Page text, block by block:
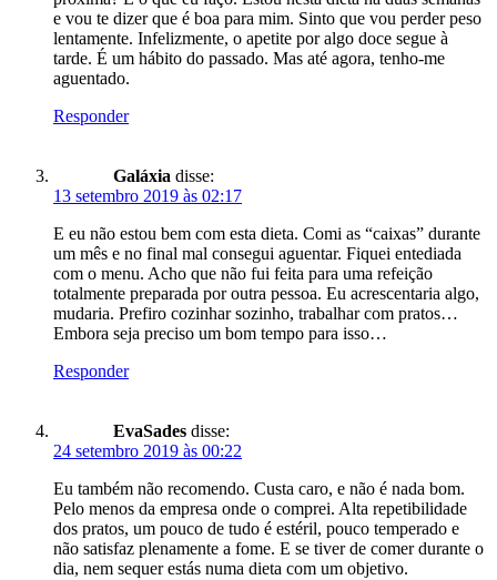
e vou te dizer que é boa para mim. Sinto que vou perder peso
lentamente. Infelizmente, o apetite por algo doce segue à
tarde. É um hábito do passado. Mas até agora, tenho-me
aguentado.
Responder
Galáxia disse:
13 setembro 2019 às 02:17
E eu não estou bem com esta dieta. Comi as “caixas” durante
um mês e no final mal consegui aguentar. Fiquei entediada
com o menu. Acho que não fui feita para uma refeição
totalmente preparada por outra pessoa. Eu acrescentaria algo,
mudaria. Prefiro cozinhar sozinho, trabalhar com pratos…
Embora seja preciso um bom tempo para isso…
Responder
EvaSades disse:
24 setembro 2019 às 00:22
Eu também não recomendo. Custa caro, e não é nada bom.
Pelo menos da empresa onde o comprei. Alta repetibilidade
dos pratos, um pouco de tudo é estéril, pouco temperado e
não satisfaz plenamente a fome. E se tiver de comer durante o
dia, nem sequer estás numa dieta com um objetivo.